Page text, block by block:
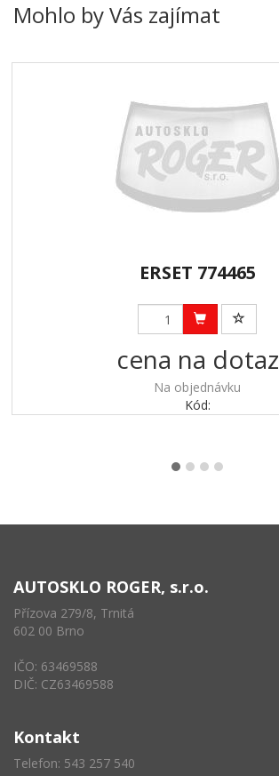
Mohlo by Vás zajímat
ERSET 774465
cena na dotaz
Na objednávku
Kód:
AUTOSKLO ROGER, s.r.o.
Přízova 279/8, Trnitá
602 00 Brno
IČO: 63469588
DIČ: CZ63469588
Kontakt
Telefon: 543 257 540